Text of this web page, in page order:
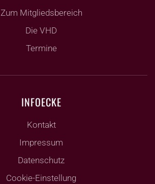
Zum Mitgliedsbereich
Die VHD
Termine
INFOECKE
Kontakt
Impressum
Datenschutz
Cookie-Einstellung